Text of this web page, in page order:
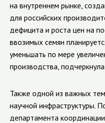
на внутреннем рынке,
для российских
дефицита и роста цен на
ввозимых семян
уменьшать по мере
производства,
Также одной из важных
научной инфраструктуры.
департамента